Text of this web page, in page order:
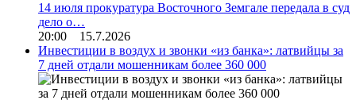
14 июля прокуратура Восточного Земгале передала в суд
дело о…
20:00 15.7.2026
Инвестиции в воздух и звонки «из банка»: латвийцы за
7 дней отдали мошенникам более 360 000